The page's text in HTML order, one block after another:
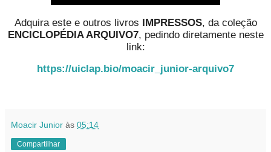
Adquira este e outros livros IMPRESSOS, da coleção
ENCICLOPÉDIA ARQUIVO7, pedindo diretamente neste
link:
https://uiclap.bio/moacir_junior-arquivo7
Moacir Junior às 05:14
Compartilhar